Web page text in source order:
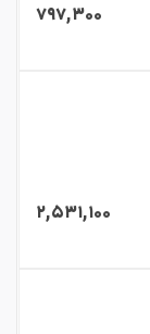
۷۹۷,۳۰۰
۲,۵۳۱,۱۰۰